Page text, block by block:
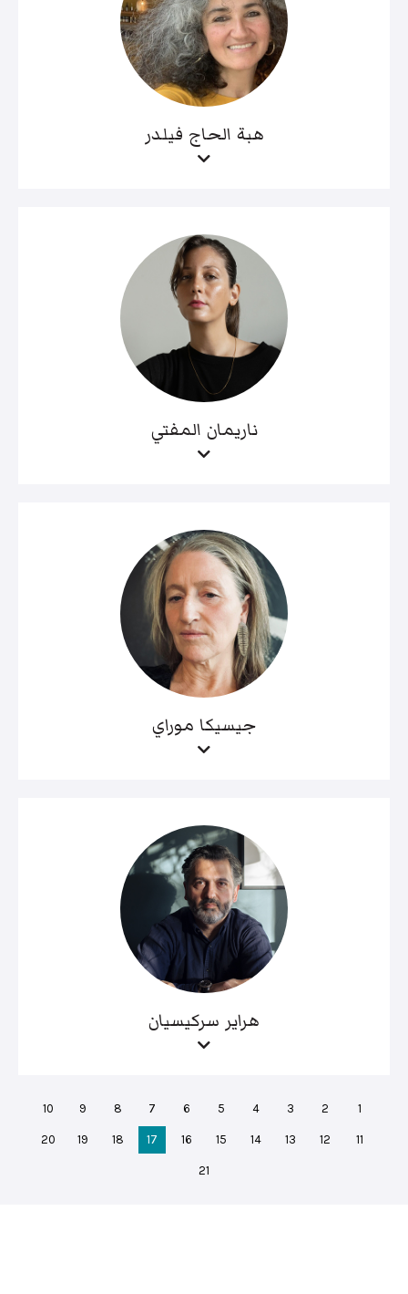
هبة الحاج فيلدر
ناريمان المفتي
جيسيكا موراي
هراير سركيسيان
1
2
3
4
5
6
7
8
9
10
11
12
13
14
15
16
17
18
19
20
21